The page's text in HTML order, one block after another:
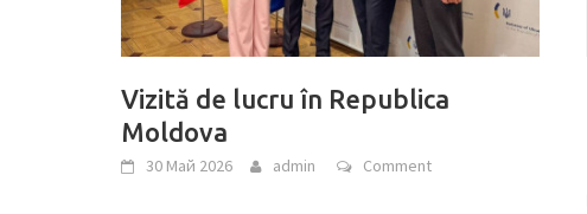
Vizită de lucru în Republica
Moldova
30 Май 2026 admin Comment